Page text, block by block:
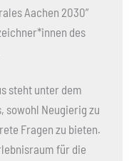
Aachen 2030”
des
steht unter dem
sowohl Neugierig zu
Fragen zu bieten.
für die